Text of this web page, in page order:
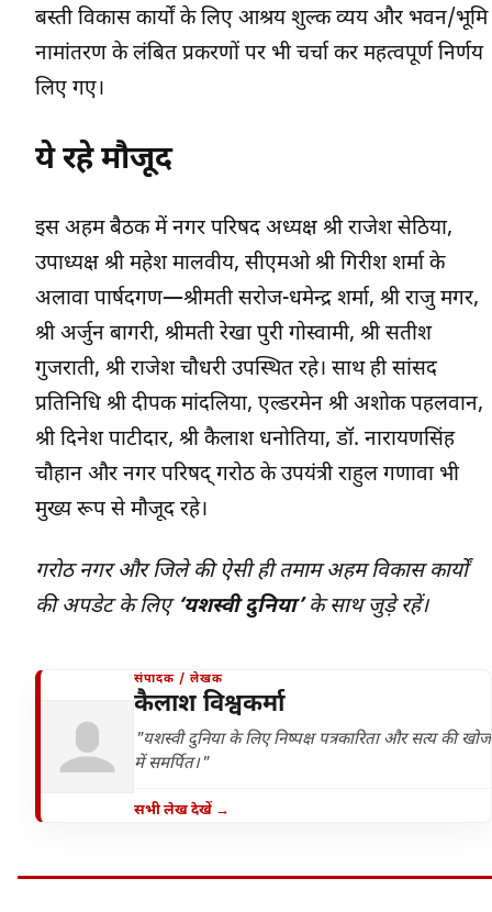
बस्ती विकास कार्यों के लिए आश्रय शुल्क व्यय और भवन/भूमि
नामांतरण के लंबित प्रकरणों पर भी चर्चा कर महत्वपूर्ण निर्णय
लिए गए।
ये रहे मौजूद
इस अहम बैठक में नगर परिषद अध्यक्ष श्री राजेश सेठिया,
उपाध्यक्ष श्री महेश मालवीय, सीएमओ श्री गिरीश शर्मा के
अलावा पार्षदगण—श्रीमती सरोज-धमेन्द्र शर्मा, श्री राजु मगर,
श्री अर्जुन बागरी, श्रीमती रेखा पुरी गोस्वामी, श्री सतीश
गुजराती, श्री राजेश चौधरी उपस्थित रहे। साथ ही सांसद
प्रतिनिधि श्री दीपक मांदलिया, एल्डरमेन श्री अशोक पहलवान,
श्री दिनेश पाटीदार, श्री कैलाश धनोतिया, डॉ. नारायणसिंह
चौहान और नगर परिषद् गरोठ के उपयंत्री राहुल गणावा भी
मुख्य रूप से मौजूद रहे।
गरोठ नगर और जिले की ऐसी ही तमाम अहम विकास कार्यों
की अपडेट के लिए ‘यशस्वी दुनिया’के साथ जुड़े रहें।
संपादक / लेखक
कैलाश विश्वकर्मा
"यशस्वी दुनिया के लिए निष्पक्ष पत्रकारिता और सत्य की खोज
में समर्पित।"
सभी लेख देखें →